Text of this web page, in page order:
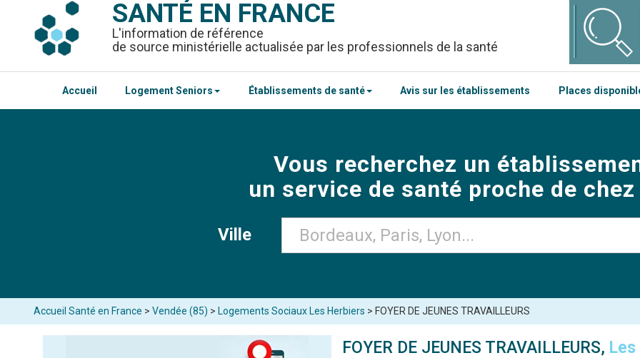
SANTÉ EN FRANCE
L'information de référence
de source ministérielle actualisée par les professionnels de la santé
Accueil Logement Seniors Établissements de santé Avis sur les établissements Places
Vous recherchez un
un service de santé proche de chez
Ville
Accueil Santé en France > Vendée (85) > Logements Sociaux Les Herbiers > FOYER DE JEUNES TRAVAILLEURS
FOYER DE JEUNES TRAVAILLEURS,